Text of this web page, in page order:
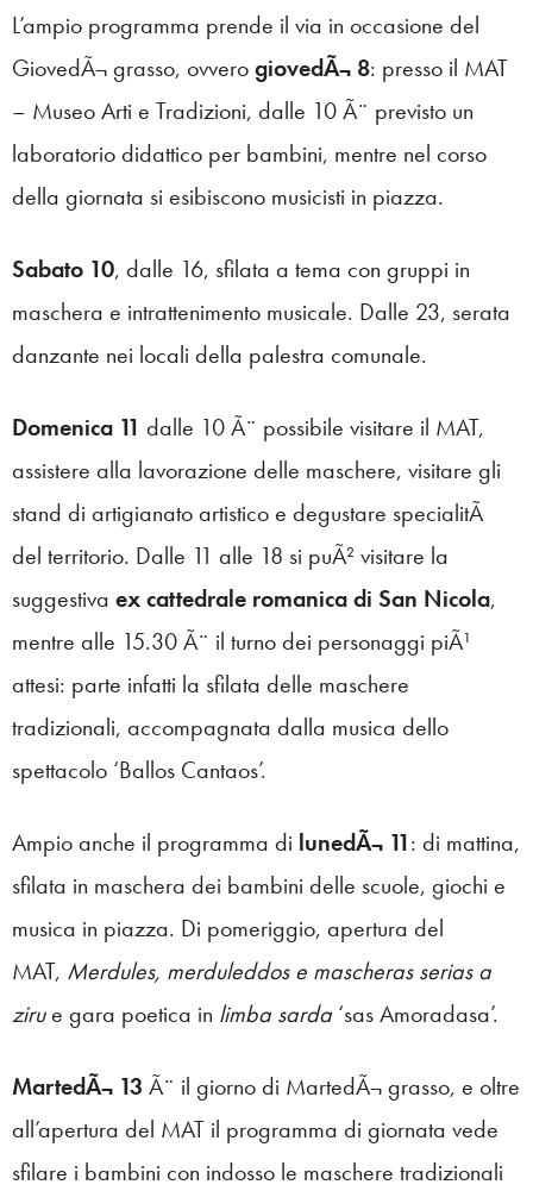
L’ampio programma prende il via in occasione del
GiovedÃ¬ grasso, ovverogiovedÃ¬ 8: presso il MAT
– Museo Arti e Tradizioni, dalle 10 Ã¨ previsto un
laboratorio didattico per bambini, mentre nel corso
della giornata si esibiscono musicisti in piazza.
Sabato 10, dalle 16, sfilata a tema con gruppi in
maschera e intrattenimento musicale. Dalle 23, serata
danzante nei locali della palestra comunale.
Domenica 11 dalle 10 Ã¨ possibile visitare il MAT,
assistere alla lavorazione delle maschere, visitare gli
stand di artigianato artistico e degustare specialitÃ
del territorio. Dalle 11 alle 18 si puÃ² visitare la
suggestiva ex cattedrale romanica di San Nicola,
mentre alle 15.30 Ã¨ il turno dei personaggi piÃ¹
attesi: parte infatti la sfilata delle maschere
tradizionali, accompagnata dalla musica dello
spettacolo ‘Ballos Cantaos’.
Ampio anche il programma di lunedÃ¬ 11: di mattina,
sfilata in maschera dei bambini delle scuole, giochi e
musica in piazza. Di pomeriggio, apertura del
MAT, Merdules, merduleddos e mascheras serias a
zirue gara poetica in limba sarda ‘sas Amoradasa’.
MartedÃ¬ 13 Ã¨ il giorno di MartedÃ¬ grasso, e oltre
all’apertura del MAT il programma di giornata vede
sfilare i bambini con indosso le maschere tradizionali